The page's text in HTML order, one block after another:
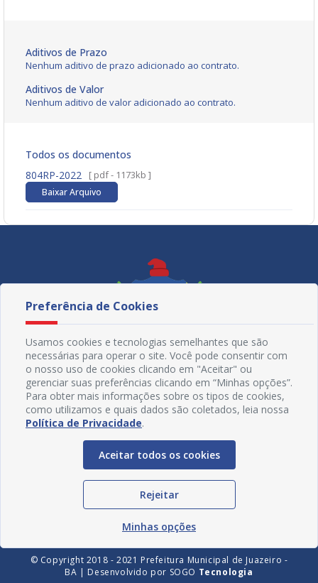
Aditivos de Prazo
Nenhum aditivo de prazo adicionado ao contrato.
Aditivos de Valor
Nenhum aditivo de valor adicionado ao contrato.
Todos os documentos
804RP-2022
[ pdf - 1173kb ]
Baixar Arquivo
Redes Sociais
© Copyright 2018 - 2021 Prefeitura Municipal de Juazeiro -
BA | Desenvolvido por SOGO Tecnologia
Preferência de Cookies
Usamos cookies e tecnologias semelhantes que são
necessárias para operar o site. Você pode consentir com
o nosso uso de cookies clicando em "Aceitar" ou
gerenciar suas preferências clicando em “Minhas opções”.
Para obter mais informações sobre os tipos de cookies,
como utilizamos e quais dados são coletados, leia nossa
Política de Privacidade.
Aceitar todos os cookies
Rejeitar
Minhas opções